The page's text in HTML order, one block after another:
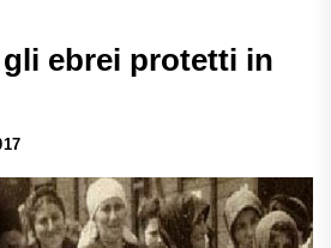
ebrei protetti in